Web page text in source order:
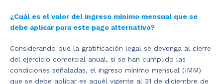
¿Cuál es el valor del ingreso mínimo mensual que se
debe aplicar para este pago alternativo?
Considerando que la gratificación legal se devenga al cierre
del ejercicio comercial anual, si se han cumplido las
condiciones señaladas, el ingreso mínimo mensual (IMM)
que se debe aplicar es aquél vigente al 31 de diciembre de